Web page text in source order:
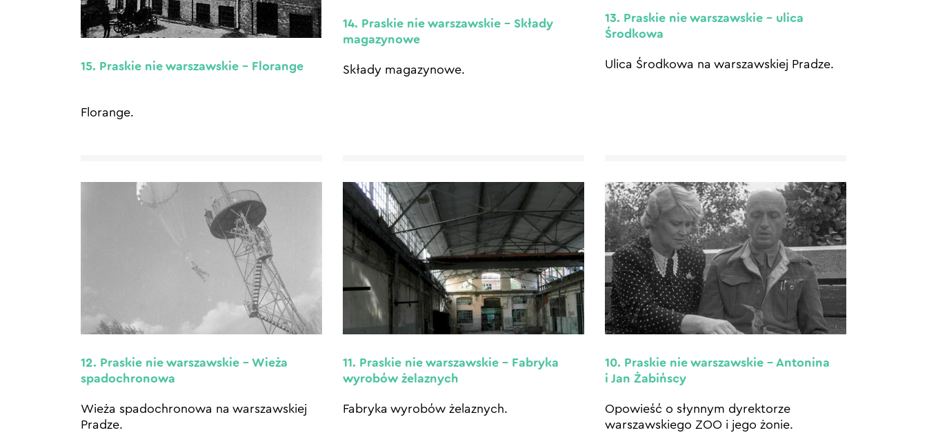
15. Praskie nie warszawskie – Florange
Florange.
14. Praskie nie warszawskie – Składy
magazynowe
Składy magazynowe.
13. Praskie nie warszawskie – ulica
Środkowa
Ulica Środkowa na warszawskiej Pradze.
12. Praskie nie warszawskie – Wieża
spadochronowa
Wieża spadochronowa na warszawskiej
Pradze.
11. Praskie nie warszawskie – Fabryka
wyrobów żelaznych
Fabryka wyrobów żelaznych.
10. Praskie nie warszawskie – Antonina
i Jan Żabińscy
Opowieść o słynnym dyrektorze
warszawskiego ZOO i jego żonie.